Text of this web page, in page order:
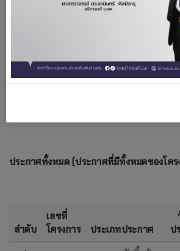
ชื่อโครงการ
ประกาศทั้งหมด (ประกาศที่มีทั้งหมดของโคร
ลำดับ
เลขที่
โครงการ
ประเภทประกาศ
ป